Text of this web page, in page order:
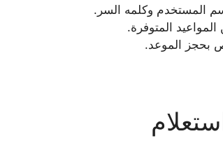
المستخدم وكلمه السر.
المتوفرة.
بحجز الموعد.